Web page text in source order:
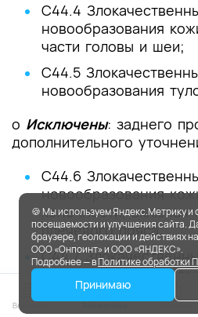
C44.4
новообразования
части головы и шеи;
C44.5
новообразования
o Исключены: заднего
дополнительного
C44.6
новообразования
конечности, включая
плечевого пояса;
C44.7
новообразования
конечности, включая
область;
🍪 Мы используем Яндекс.Метрику
посещаемости и улучшения сайта.
браузере, геолокации и действиях
ООО «Онпоинт» и ООО «ЯНДЕКС».
Подробнее — вПолитике обработки
Принимаю